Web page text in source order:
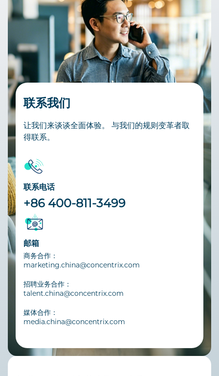
联系我们
让我们来谈谈全面体验。 与我们的规则变革者取
得联系。
联系电话
+86 400-811-3499
邮箱
商务合作：
marketing.china@concentrix.com
招聘业务合作：
talent.china@concentrix.com
媒体合作：
media.china@concentrix.com